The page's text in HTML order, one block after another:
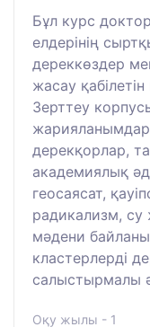
Бұл курс
елдерінің
дереккөздер
жасау
Зерттеу
жарияланымдар
дерекқорлар,
академиялық
геосаясат,
радикализм, су
мәдени
кластерлерді
салыстырмалы
Оқу жылы - 1